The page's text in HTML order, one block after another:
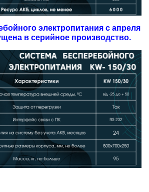
электропитания с апреля
в серийное производство.